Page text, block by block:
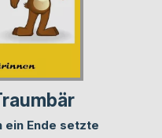
ein Ende setzte